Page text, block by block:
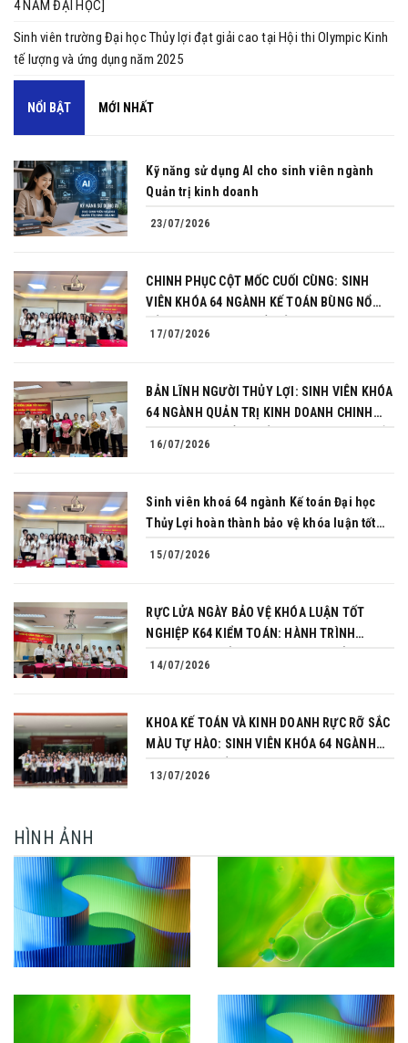
4 NĂM ĐẠI HỌC]
Sinh viên trường Đại học Thủy lợi đạt giải cao tại Hội thi Olympic Kinh
tế lượng và ứng dụng năm 2025
NỔI BẬT MỚI NHẤT
Kỹ năng sử dụng AI cho sinh viên ngành
Quản trị kinh doanh
23/07/2026
CHINH PHỤC CỘT MỐC CUỐI CÙNG: SINH
VIÊN KHÓA 64 NGÀNH KẾ TOÁN BÙNG NỔ
TỐT NGHIỆP
17/07/2026
BẢN LĨNH NGƯỜI THỦY LỢI: SINH VIÊN KHÓA
64 NGÀNH QUẢN TRỊ KINH DOANH CHINH
NGHIỆP
16/07/2026
Sinh viên khoá 64 ngành Kế toán Đại học
Thủy Lợi hoàn thành bảo vệ khóa luận tốt
15/07/2026
RỰC LỬA NGÀY BẢO VỆ KHÓA LUẬN TỐT
NGHIỆP K64 KIỂM TOÁN: HÀNH TRÌNH
PHONG
14/07/2026
KHOA KẾ TOÁN VÀ KINH DOANH RỰC RỠ SẮC
MÀU TỰ HÀO: SINH VIÊN KHÓA 64 NGÀNH
CÔNG KHÓA LUẬN TỐT NGHIỆP
13/07/2026
HÌNH ẢNH